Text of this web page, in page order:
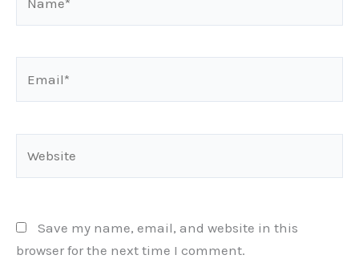
Save my name, email, and website in this
browser for the next time I comment.